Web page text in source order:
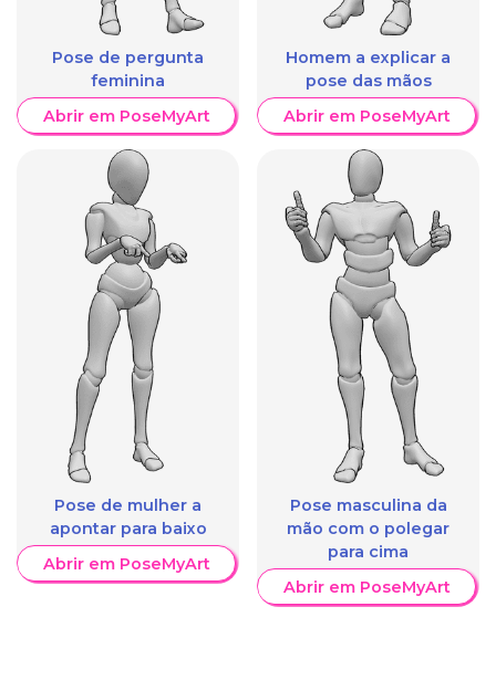
Pose de pergunta
feminina
Abrir em PoseMyArt
Pose de mulher a
apontar para baixo
Abrir em PoseMyArt
Homem a explicar a
pose das mãos
Abrir em PoseMyArt
Pose masculina da
mão com o polegar
para cima
Abrir em PoseMyArt